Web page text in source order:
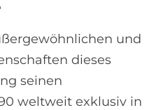
und
dieses
seinen
weltweit exklusiv in